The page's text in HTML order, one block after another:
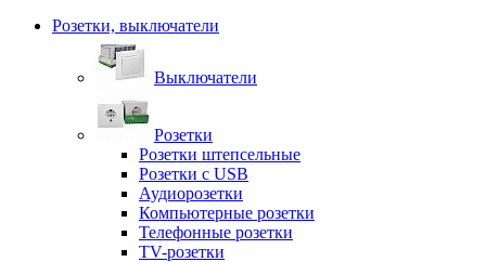
Розетки, выключатели
Выключатели
Розетки
Розетки штепсельные
Розетки с USB
Аудиорозетки
Компьютерные розетки
Телефонные розетки
TV-розетки